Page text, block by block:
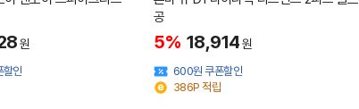
원
인
공
5% 18,914원
600원 쿠폰할인
386P 적립